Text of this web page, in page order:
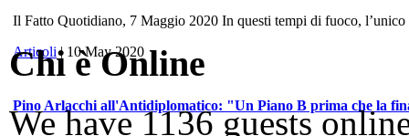
Il Fatto Quotidiano, 7 Maggio 2020 In questi tempi di fuoco,
Articoli| 10 May 2020
Pino Arlacchi all'Antidiplomatico: "Un Piano B prima che la
Chi è Online
We have 1136 guests